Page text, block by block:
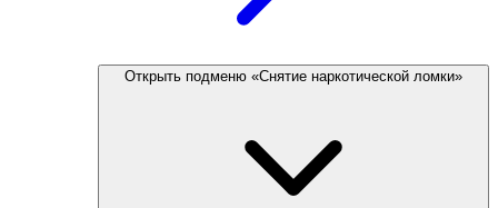
Открыть подменю «Снятие наркотической ломки»